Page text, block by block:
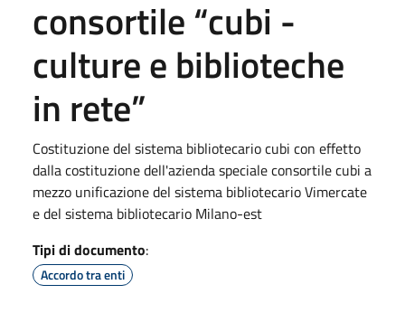
consortile “cubi -
culture e biblioteche
in rete”
Costituzione del sistema bibliotecario cubi con effetto
dalla costituzione dell'azienda speciale consortile cubi a
mezzo unificazione del sistema bibliotecario Vimercate
e del sistema bibliotecario Milano-est
Tipi di documento:
Accordo tra enti